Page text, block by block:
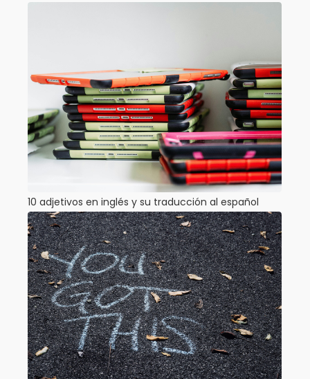
10 adjetivos en inglés y su traducción al español